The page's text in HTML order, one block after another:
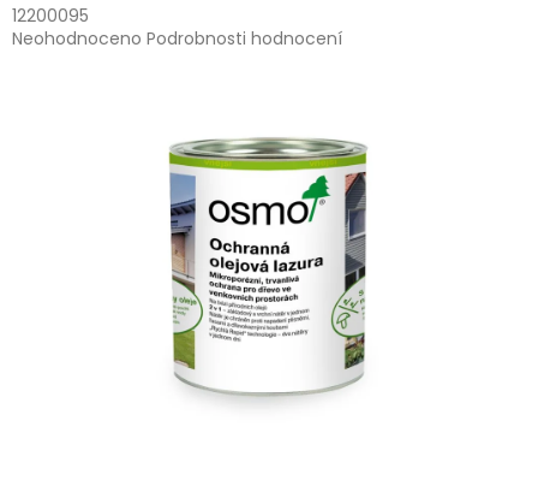
12200095
Průměrné
Neohodnoceno Podrobnosti hodnocení